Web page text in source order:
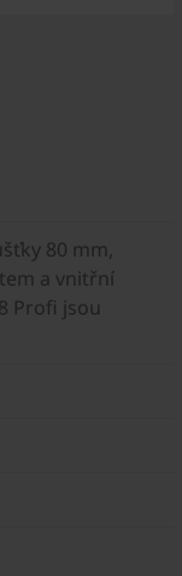
80 mm,
a vnitřní
Profi jsou